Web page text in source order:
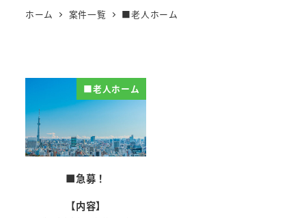
ホーム 案件一覧 ■老人ホーム
■老人ホーム
■急募！
【内容】